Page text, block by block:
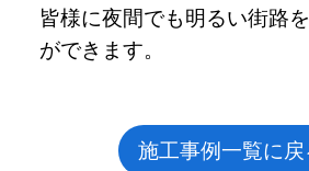
皆様に夜間でも明るい街路
ができます。
施工事例一覧に戻